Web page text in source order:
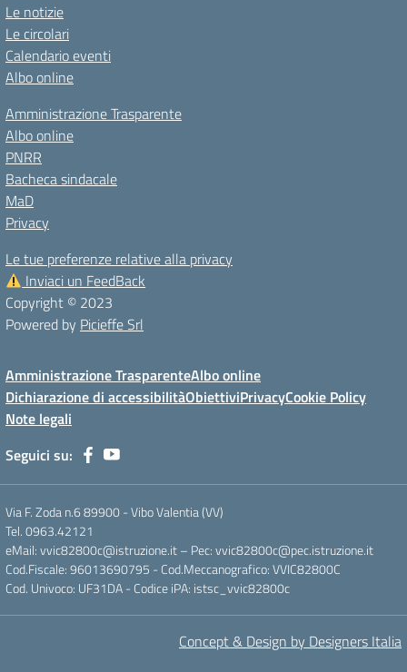
Le notizie
Le circolari
Calendario eventi
Albo online
Amministrazione Trasparente
Albo online
PNRR
Bacheca sindacale
MaD
Privacy
Le tue preferenze relative alla privacy
Inviaci un FeedBack
Copyright © 2023
Powered by Picieffe Srl
Amministrazione TrasparenteAlbo online
Dichiarazione di accessibilitàObiettiviPrivacyCookie Policy
Note legali
Seguici su:
Via F. Zoda n.6 89900 - Vibo Valentia (VV)
Tel. 0963.42121
eMail: vvic82800c@istruzione.it – Pec: vvic82800c@pec.istruzione.it
Cod.Fiscale: 96013690795 - Cod.Meccanografico: VVIC82800C
Cod. Univoco: UF31DA - Codice iPA: istsc_vvic82800c
Concept & Design by Designers Italia